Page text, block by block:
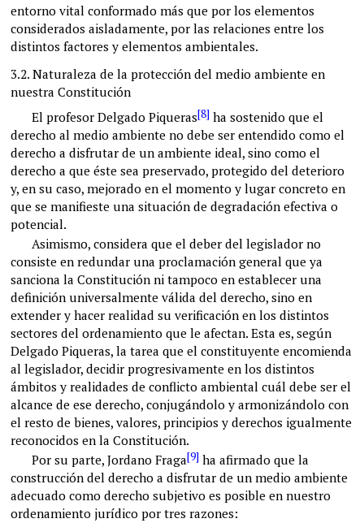
entorno vital conformado más que por los elementos
considerados aisladamente, por las relaciones entre los
distintos factores y elementos ambientales.
3.2. Naturaleza de la protección del medio ambiente en
nuestra Constitución
El profesor Delgado Piqueras[8] ha sostenido que el
derecho al medio ambiente no debe ser entendido como el
derecho a disfrutar de un ambiente ideal, sino como el
derecho a que éste sea preservado, protegido del deterioro
y, en su caso, mejorado en el momento y lugar concreto en
que se manifieste una situación de degradación efectiva o
potencial.
Asimismo, considera que el deber del legislador no
consiste en redundar una proclamación general que ya
sanciona la Constitución ni tampoco en establecer una
definición universalmente válida del derecho, sino en
extender y hacer realidad su verificación en los distintos
sectores del ordenamiento que le afectan. Esta es, según
Delgado Piqueras, la tarea que el constituyente encomienda
al legislador, decidir progresivamente en los distintos
ámbitos y realidades de conflicto ambiental cuál debe ser el
alcance de ese derecho, conjugándolo y armonizándolo con
el resto de bienes, valores, principios y derechos igualmente
reconocidos en la Constitución.
Por su parte, Jordano Fraga[9] ha afirmado que la
construcción del derecho a disfrutar de un medio ambiente
adecuado como derecho subjetivo es posible en nuestro
ordenamiento jurídico por tres razones: